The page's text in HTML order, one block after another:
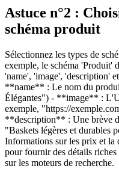
Astuce n°2 :
schéma produit
Sélectionnez les types de
exemple, le schéma 'Produit'
'name', 'image', 'description'
**name** : Le nom du
Élégantes") - **image** :
exemple, "https://
**description** : Une brève
"Baskets légères et
Informations sur les prix et
pour fournir des détails
sur les moteurs de recherche.